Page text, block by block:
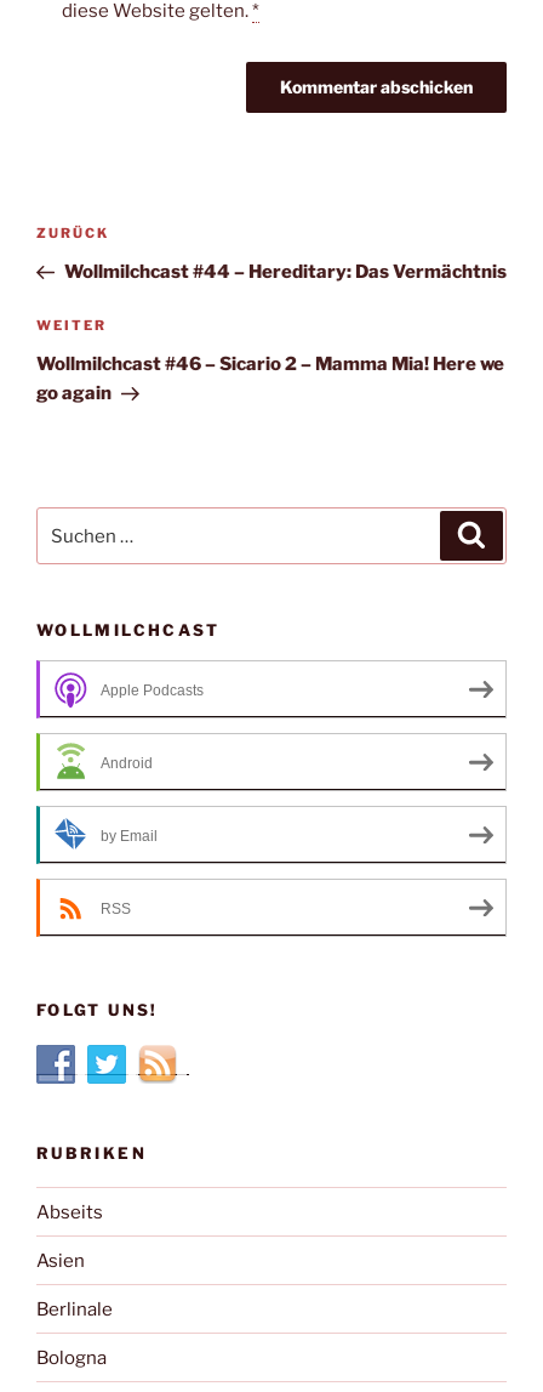
diese Website gelten.*
Beitragsnavigation
Vorheriger
Beitrag
ZURÜCK
Wollmilchcast #44 – Hereditary: Das Vermächtnis
Nächster
Beitrag
WEITER
Wollmilchcast #46 – Sicario 2 – Mamma Mia! Here we
go again
nach:
WOLLMILCHCAST
Apple Podcasts
Android
by Email
RSS
FOLGT UNS!
RUBRIKEN
Abseits
Asien
Berlinale
Bologna